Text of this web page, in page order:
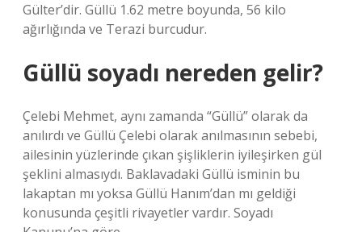
Gülter’dir. Güllü 1.62 metre boyunda, 56 kilo
ağırlığında ve Terazi burcudur.
Güllü soyadı nereden gelir?
Çelebi Mehmet, aynı zamanda “Güllü” olarak da
anılırdı ve Güllü Çelebi olarak anılmasının sebebi,
ailesinin yüzlerinde çıkan şişliklerin iyileşirken gül
şeklini almasıydı. Baklavadaki Güllü isminin bu
lakaptan mı yoksa Güllü Hanım’dan mı geldiği
konusunda çeşitli rivayetler vardır. Soyadı